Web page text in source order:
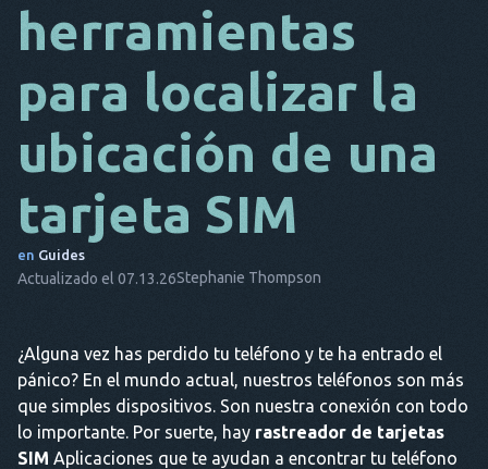
herramientas
para localizar la
ubicación de una
tarjeta SIM
en Guides
Actualizado el 07.13.26Stephanie Thompson
¿Alguna vez has perdido tu teléfono y te ha entrado el
pánico? En el mundo actual, nuestros teléfonos son más
que simples dispositivos. Son nuestra conexión con todo
lo importante. Por suerte, hay rastreador de tarjetas
SIM Aplicaciones que te ayudan a encontrar tu teléfono